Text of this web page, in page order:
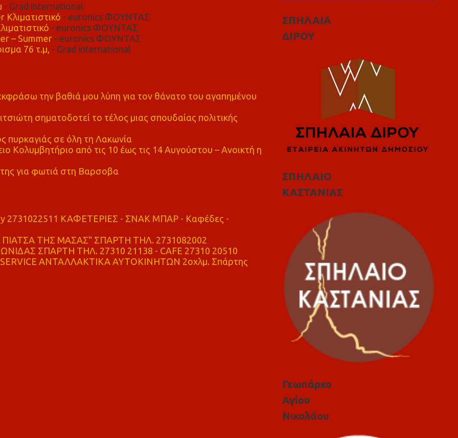
- Grad international
- euronics ΦΟΥΝΤΑΣ
- euronics ΦΟΥΝΤΑΣ
– Summer- euronics ΦΟΥΝΤΑΣ
76 τ.μ, - Grad international
την βαθιά μου λύπη για τον θάνατο του αγαπημένου
σηματοδοτεί το τέλος μιας σπουδαίας πολιτικής
πυρκαγιάς σε όλη τη Λακωνία
Κολυμβητήριο από τις 10 έως τις 14 Αυγούστου – Ανοικτή η
για φωτιά στη Βαρσοβα
2731022511 ΚΑΦΕΤΕΡΙΕΣ - ΣΝΑΚ ΜΠΑΡ - Καφέδες -
ΤΗΣ ΜΑΣΑΣ" ΣΠΑΡΤΗ ΤΗΛ. 2731082002
ΣΠΑΡΤΗ ΤΗΛ. 27310 21138 - CAFE 27310 20510
ΑΝΤΑΛΛΑΚΤΙΚΑ ΑΥΤΟΚΙΝΗΤΩΝ 2οχλμ. Σπάρτης
ΣΠΗΛΑΙΑ
ΔΙΡΟΥ
ΣΠΗΛΑΙΟ
ΚΑΣΤΑΝΙΑΣ
Γεωπάρκο
Αγίου
Νικολάου